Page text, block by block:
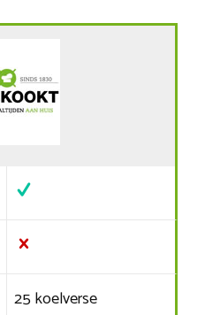
25 koelverse